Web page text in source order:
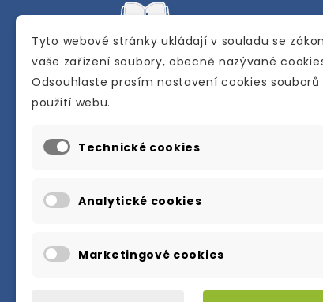
Internetové a kamenné
anglického jazyka.
Karly Machové 48 Beroun 266 01
info@englishbooks.cz
Tyto webové stránky ukládají v souladu se
vaše zařízení soubory, obecně nazývané
Odsouhlaste prosím nastavení cookies souborů
použití webu.
Technické cookies
Analytické cookies
Marketingové cookies